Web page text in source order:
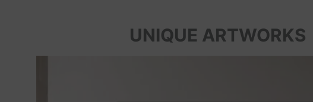
UNIQUE ARTWORKS